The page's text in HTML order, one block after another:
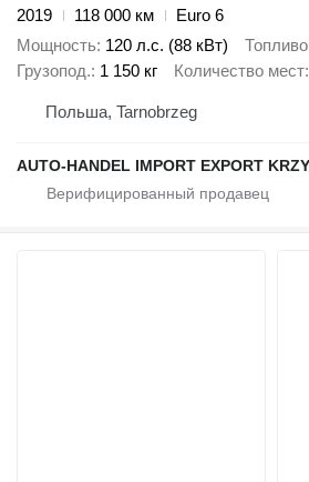
2019 118 000 км
Euro 6
Мощность 120 л.с. (88 кВт) Топливо
Грузопод. 1 150 кг Количество мест
Польша, Tarnobrzeg